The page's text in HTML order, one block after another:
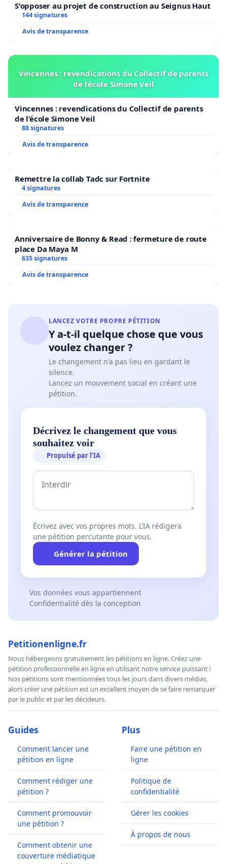
S'opposer au projet de construction au Seignus Haut
144 signatures
Avis de transparence
Vincennes : revendications du Collectif de parents
de l’école Simone Veil
Vincennes : revendications du Collectif de parents
de l’école Simone Veil
88 signatures
Avis de transparence
Remettre la collab Tadc sur Fortnite
4 signatures
Avis de transparence
Anniversaire de Bonny & Read : fermeture de route
place Da Maya M
635 signatures
Avis de transparence
LANCEZ VOTRE PROPRE PÉTITION
Y a-t-il quelque chose que vous
voulez changer ?
Le changement n'a pas lieu en gardant le
silence.
Lancez un mouvement social en créant une
pétition.
Décrivez le changement que vous
souhaitez voir
Propulsé par l’IA
Écrivez avec vos propres mots. L’IA rédigera
une pétition percutante pour vous.
Générer la pétition
Vos données vous appartiennent
Confidentialité dès la conception
Petitionenligne.fr
Nous hébergeons gratuitement les pétitions en ligne. Créez une
pétition professionnelle en ligne en utilisant notre service puissant !
Nos pétitions sont mentionnées tous les jours dans divers médias,
alors créer une pétition est un excellent moyen de se faire remarquer
par le public et par les décideurs.
Guides
Comment lancer une
pétition en ligne
Comment rédiger une
pétition ?
Comment promouvoir
une pétition ?
Comment obtenir une
couverture médiatique
Plus
Faire une pétition en
ligne
Politique de
confidentialité
Gérer les cookies
À propos de nous